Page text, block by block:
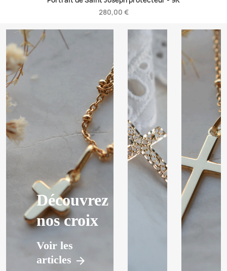
280,00 €
Découvrez
nos croix
Voir les
articles 